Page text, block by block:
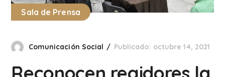
Sala de Prensa
Comunicación Social Publicado: octubre 14, 2021